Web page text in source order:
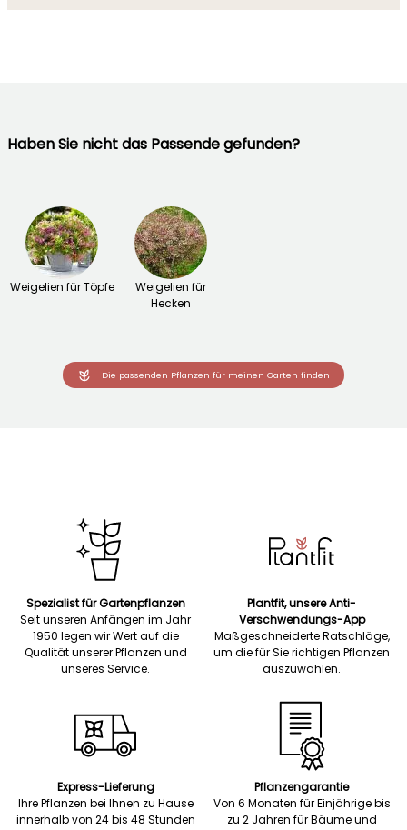
Haben Sie nicht das Passende gefunden?
Weigelien für Töpfe
Weigelien für
Hecken
Die passenden Pflanzen für meinen Garten finden
Spezialist für Gartenpflanzen
Seit unseren Anfängen im Jahr
1950 legen wir Wert auf die
Qualität unserer Pflanzen und
unseres Service.
Plantfit, unsere Anti-
Verschwendungs-App
Maßgeschneiderte Ratschläge,
um die für Sie richtigen Pflanzen
auszuwählen.
Express-Lieferung
Ihre Pflanzen bei Ihnen zu Hause
innerhalb von 24 bis 48 Stunden
Pflanzengarantie
Von 6 Monaten für Einjährige bis
zu 2 Jahren für Bäume und